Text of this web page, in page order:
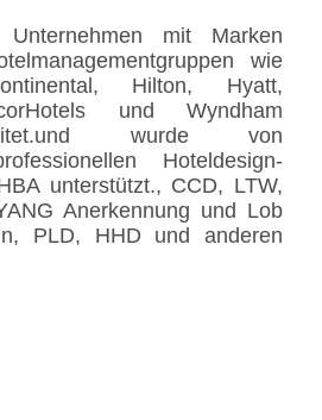
mit Marken
wie
Hilton, Hyatt,
und Wyndham
wurde von
Hoteldesign-
unterstützt., CCD, LTW,
Anerkennung und Lob
PLD, HHD und anderen